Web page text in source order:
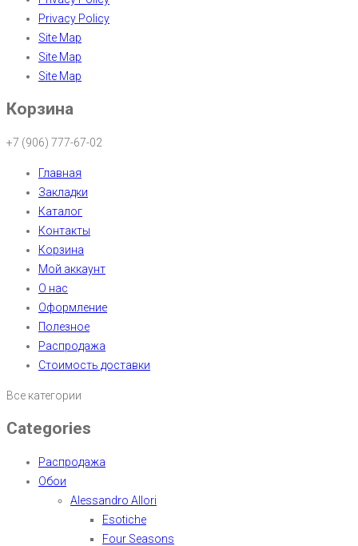
Privacy Policy
Site Map
Site Map
Site Map
Корзина
+7 (906) 777-67-02
Главная
Закладки
Каталог
Контакты
Корзина
Мой аккаунт
О нас
Оформление
Полезное
Распродажа
Стоимость доставки
Все категории
Categories
Распродажа
Обои
Alessandro Allori
Esotiche
Four Seasons